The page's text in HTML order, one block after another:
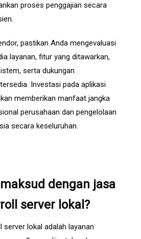
proses penggajian secara
pastikan Anda mengevaluasi
layanan, fitur yang ditawarkan,
serta dukungan
Investasi pada aplikasi
memberikan manfaat jangka
perusahaan dan pengelolaan
secara keseluruhan.
dengan jasa
server lokal?
server lokal adalah layanan